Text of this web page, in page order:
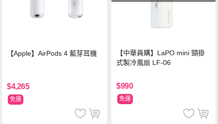
【Apple】AirPods 4 藍芽耳機
$4,265
免運
【中華員購】LaPO mini 頸掛
式製冷風扇 LF-06
$990
免運